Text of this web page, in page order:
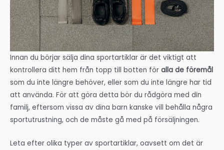
Innan du börjar sälja dina sportartiklar är det viktigt att
kontrollera ditt hem från topp till botten för alla de föremål
som du inte längre behöver, eller som du inte längre har tid
att använda. För att göra detta bör du rådgöra med din
familj, eftersom vissa av dina barn kanske vill behålla några
sportutrustning, och de måste gå med på försäljningen.
Leta efter olika typer av sportartiklar, oavsett om det är